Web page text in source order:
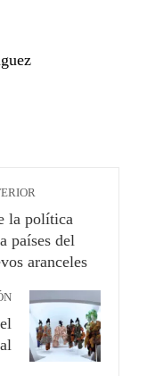
la política
países del
aranceles